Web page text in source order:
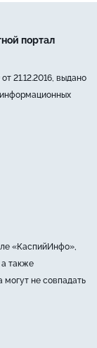
портал
21.12.2016, выдано
«КаспийИнфо»,
также
могут не совпадать